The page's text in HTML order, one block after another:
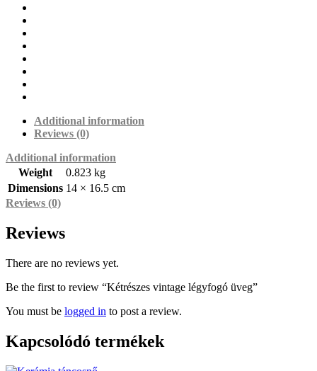
Additional information
Reviews (0)
Additional information
Weight
0.823 kg
Dimensions 14 × 16.5 cm
Reviews (0)
Reviews
There are no reviews yet.
Be the first to review “Kétrészes vintage légyfogó üveg”
You must be logged in to post a review.
Kapcsolódó termékek